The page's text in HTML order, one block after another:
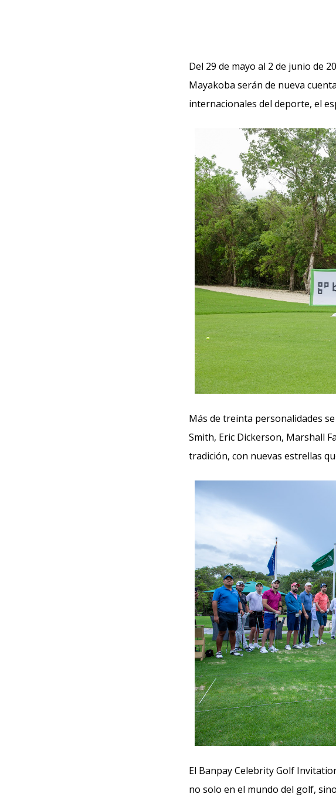
Del 29 de mayo al 2 de junio de
Mayakoba serán de nueva
internacionales del deporte, el
Más de treinta personalidades
Smith, Eric Dickerson, Marshall
tradición, con nuevas estrellas
El Banpay Celebrity Golf
no solo en el mundo del golf,